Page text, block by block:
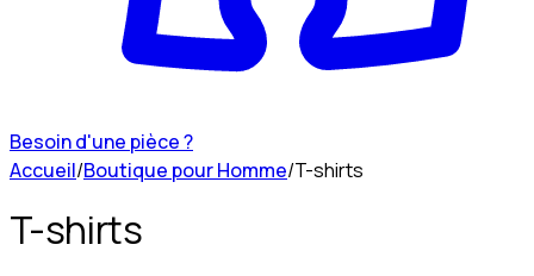
Besoin d'une pièce ?
Accueil/Boutique pour Homme/T-shirts
T-shirts